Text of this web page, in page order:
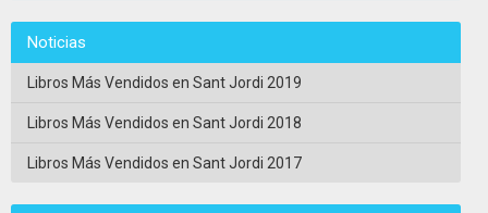
Noticias
Libros Más Vendidos en Sant Jordi 2019
Libros Más Vendidos en Sant Jordi 2018
Libros Más Vendidos en Sant Jordi 2017